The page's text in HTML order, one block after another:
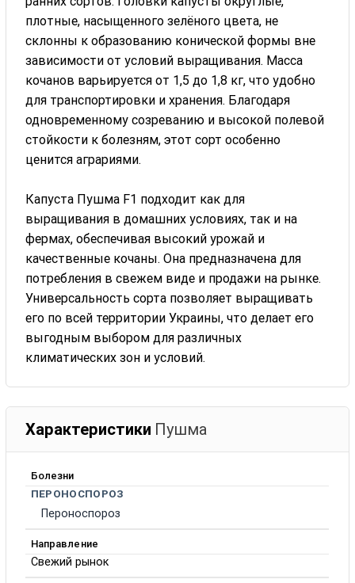
плотные, насыщенного зелёного цвета, не
склонны к образованию конической формы вне
зависимости от условий выращивания. Масса
кочанов варьируется от 1,5 до 1,8 кг, что удобно
для транспортировки и хранения. Благодаря
одновременному созреванию и высокой полевой
стойкости к болезням, этот сорт особенно
ценится аграриями.
Капуста Пушма F1 подходит как для
выращивания в домашних условиях, так и на
фермах, обеспечивая высокий урожай и
качественные кочаны. Она предназначена для
потребления в свежем виде и продажи на рынке.
Универсальность сорта позволяет выращивать
его по всей территории Украины, что делает его
выгодным выбором для различных
климатических зон и условий.
Характеристики Пушма
Болезни
ПЕРОНОСПОРОЗ
Пероноспороз
Направление
Свежий рынок